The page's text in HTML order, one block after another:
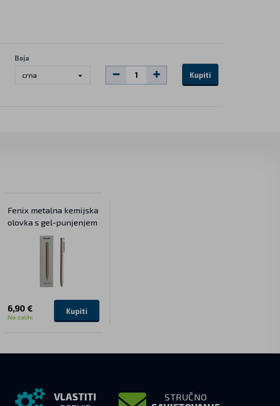
Boja
crna Kupiti
Fenix metalna kemijska
olovka s gel-punjenjem
6,90 €
Na zalihi
Kupiti
VLASTITI
STRUČNO